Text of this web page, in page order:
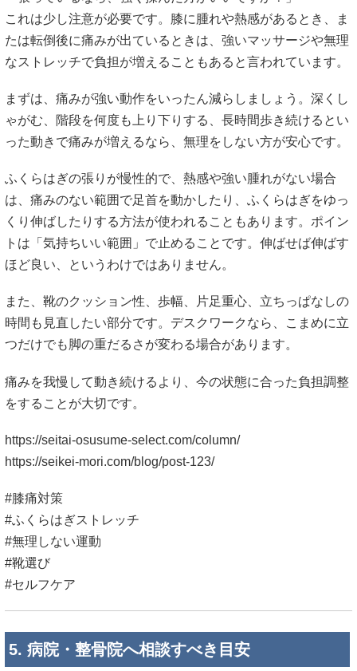
これは少し注意が必要です。膝に腫れや熱感があるとき、ま
たは転倒後に痛みが出ているときは、強いマッサージや無理
なストレッチで負担が増えることもあると言われています。
まずは、痛みが強い動作をいったん減らしましょう。深くし
ゃがむ、階段を何度も上り下りする、長時間歩き続けるとい
った動きで痛みが増えるなら、無理をしない方が安心です。
ふくらはぎの張りが慢性的で、熱感や強い腫れがない場合
は、痛みのない範囲で足首を動かしたり、ふくらはぎをゆっ
くり伸ばしたりする方法が使われることもあります。ポイン
トは「気持ちいい範囲」で止めることです。伸ばせば伸ばす
ほど良い、というわけではありません。
また、靴のクッション性、歩幅、片足重心、立ちっぱなしの
時間も見直したい部分です。デスクワークなら、こまめに立
つだけでも脚の重だるさが変わる場合があります。
痛みを我慢して動き続けるより、今の状態に合った負担調整
をすることが大切です。
https://seitai-osusume-select.com/column/
https://seikei-mori.com/blog/post-123/
#膝痛対策
#ふくらはぎストレッチ
#無理しない運動
#靴選び
#セルフケア
5. 病院・整骨院へ相談すべき目安